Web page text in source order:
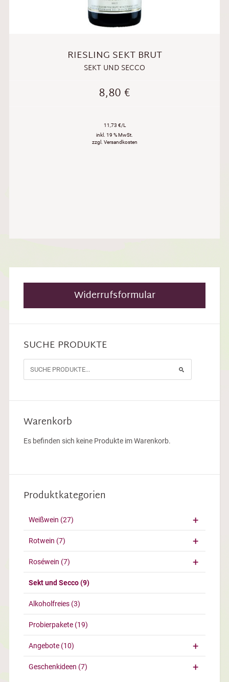
RIESLING SEKT BRUT
SEKT UND SECCO
8,80€
11,73 €/L
inkl. 19 % MwSt.
zzgl. Versandkosten
Widerrufsformular
SUCHE PRODUKTE
Warenkorb
Es befinden sich keine Produkte im Warenkorb.
Produktkategorien
Weißwein (27)
Rotwein (7)
Roséwein (7)
Sekt und Secco(9)
Alkoholfreies (3)
Probierpakete (19)
Angebote (10)
Geschenkideen (7)